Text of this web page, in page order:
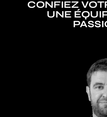
CONFIEZ
UNE